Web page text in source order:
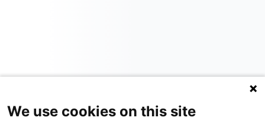
We use cookies on this site